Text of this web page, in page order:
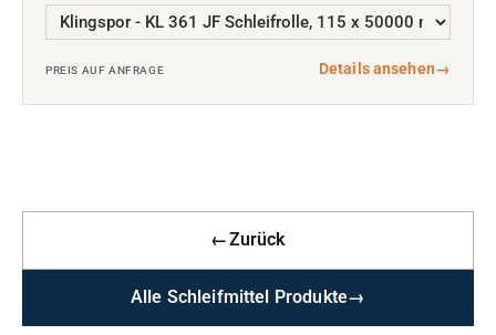
PREIS AUF ANFRAGE Details ansehen→
←Zurück
Alle Schleifmittel Produkte→